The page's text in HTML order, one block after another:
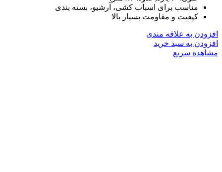
مناسب برای اسباب کشی، آرشیو، بسته بندی
کیفیت و مقاومت بسیار بالا
افزودن به علاقه مندی
افزودن به سبد خرید
مشاهده سریع